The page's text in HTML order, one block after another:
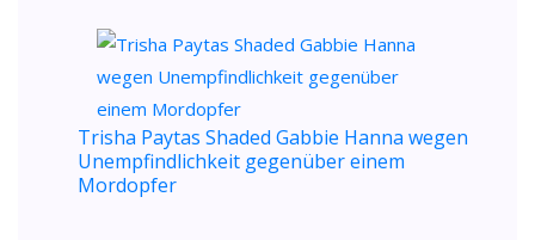
Trisha Paytas Shaded Gabbie Hanna wegen
Unempfindlichkeit gegenüber einem
Mordopfer